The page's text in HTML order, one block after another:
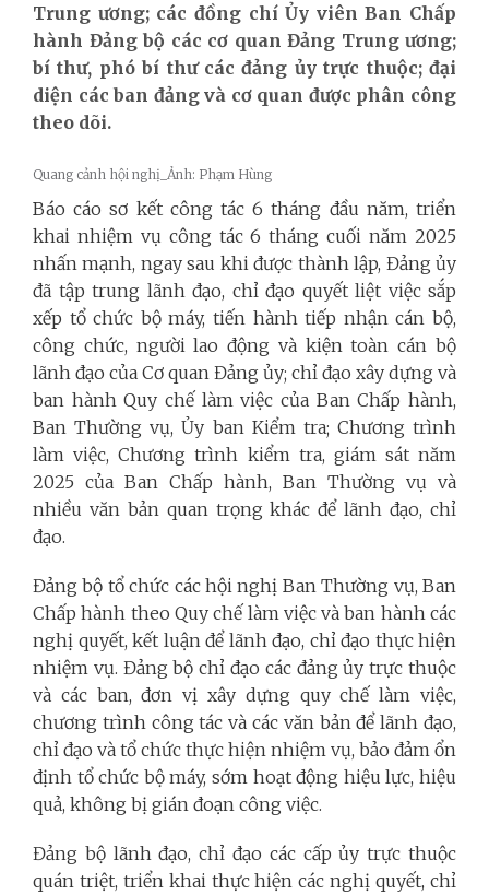
Trung ương; các đồng chí Ủy viên Ban Chấp
hành Đảng bộ các cơ quan Đảng Trung ương;
bí thư, phó bí thư các đảng ủy trực thuộc; đại
diện các ban đảng và cơ quan được phân công
theo dõi.
Quang cảnh hội nghị_Ảnh: Phạm Hùng
Báo cáo sơ kết công tác 6 tháng đầu năm, triển
khai nhiệm vụ công tác 6 tháng cuối năm 2025
nhấn mạnh, ngay sau khi được thành lập, Đảng ủy
đã tập trung lãnh đạo, chỉ đạo quyết liệt việc sắp
xếp tổ chức bộ máy, tiến hành tiếp nhận cán bộ,
công chức, người lao động và kiện toàn cán bộ
lãnh đạo của Cơ quan Đảng ủy; chỉ đạo xây dựng và
ban hành Quy chế làm việc của Ban Chấp hành,
Ban Thường vụ, Ủy ban Kiểm tra; Chương trình
làm việc, Chương trình kiểm tra, giám sát năm
2025 của Ban Chấp hành, Ban Thường vụ và
nhiều văn bản quan trọng khác để lãnh đạo, chỉ
đạo.
Đảng bộ tổ chức các hội nghị Ban Thường vụ, Ban
Chấp hành theo Quy chế làm việc và ban hành các
nghị quyết, kết luận để lãnh đạo, chỉ đạo thực hiện
nhiệm vụ. Đảng bộ chỉ đạo các đảng ủy trực thuộc
và các ban, đơn vị xây dựng quy chế làm việc,
chương trình công tác và các văn bản để lãnh đạo,
chỉ đạo và tổ chức thực hiện nhiệm vụ, bảo đảm ổn
định tổ chức bộ máy, sớm hoạt động hiệu lực, hiệu
quả, không bị gián đoạn công việc.
Đảng bộ lãnh đạo, chỉ đạo các cấp ủy trực thuộc
quán triệt, triển khai thực hiện các nghị quyết, chỉ